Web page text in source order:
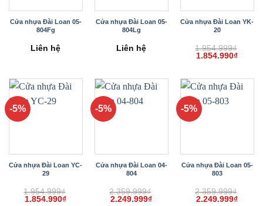
Cửa nhựa Đài Loan 05-
804Fg
Liên hệ
Cửa nhựa Đài Loan 05-
804Lg
Liên hệ
Cửa nhựa Đài Loan YK-
20
1.954.999₫
Giá
1.954.999₫.
1.854.990₫Giá
là:
-5%
Cửa nhựa Đài Loan YC-
29
1.954.999₫
Giá
1.854.990₫Giá
-5%
Cửa nhựa Đài Loan 04-
804
2.359.999₫
Giá
2.249.999₫Giá
-5%
Cửa nhựa Đài Loan 05-
803
2.359.999₫
Giá
2.249.999₫Giá